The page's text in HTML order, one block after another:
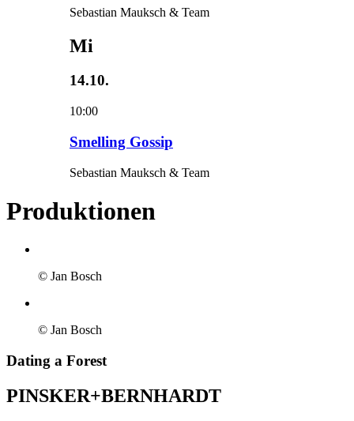
Sebastian Mauksch & Team
Mi
14.10.
10:00
Smelling Gossip
Sebastian Mauksch & Team
Produktionen
© Jan Bosch
© Jan Bosch
Dating a Forest
PINSKER+BERNHARDT